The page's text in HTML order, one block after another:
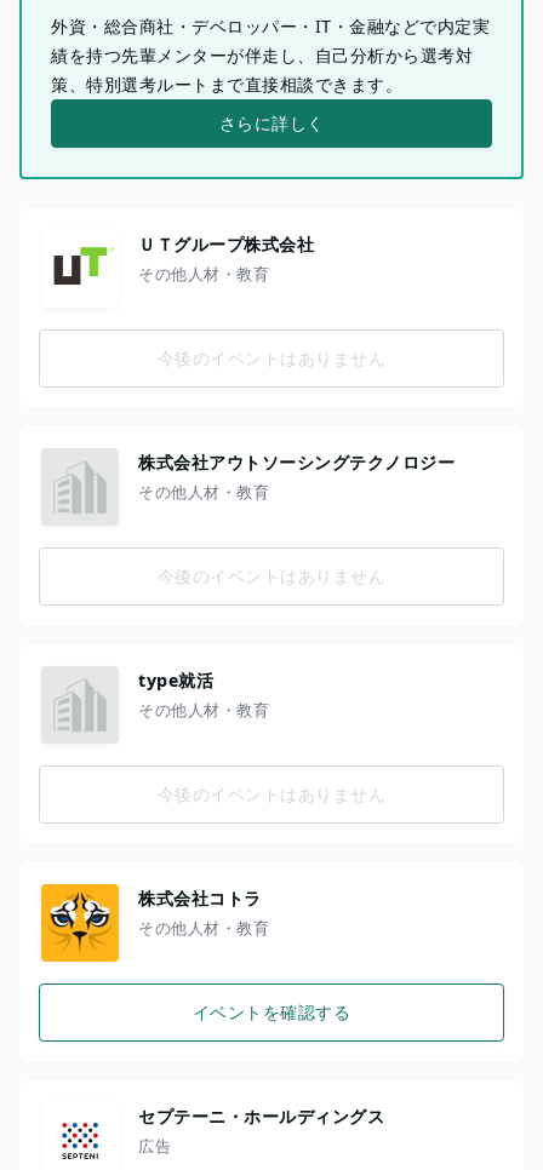
外資・総合商社・デベロッパー・IT・金融などで内定実
績を持つ先輩メンターが伴走し、自己分析から選考対
策、特別選考ルートまで直接相談できます。
さらに詳しく
ＵＴグループ株式会社
その他人材・教育
今後のイベントはありません
株式会社アウトソーシングテクノロジー
その他人材・教育
今後のイベントはありません
type就活
その他人材・教育
今後のイベントはありません
株式会社コトラ
その他人材・教育
イベントを確認する
セプテーニ・ホールディングス
広告